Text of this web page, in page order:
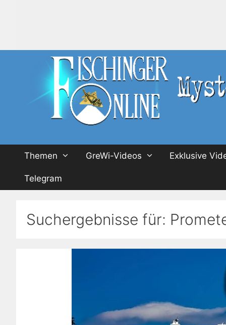
Themen GreWi-Videos Exklusive
Telegram
Suchergebnisse für: